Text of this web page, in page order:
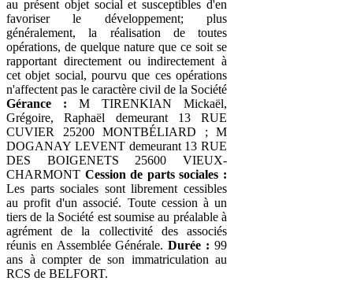
au présent objet social et susceptibles d'en
favoriser le développement; plus
généralement, la réalisation de toutes
opérations, de quelque nature que ce soit se
rapportant directement ou indirectement à
cet objet social, pourvu que ces opérations
n'affectent pas le caractère civil de la Société
Gérance : M TIRENKIAN Mickaël,
Grégoire, Raphaël demeurant 13 RUE
CUVIER 25200 MONTBÉLIARD ; M
DOGANAY LEVENT demeurant 13 RUE
DES BOIGENETS 25600 VIEUX-
CHARMONT Cession de parts sociales :
Les parts sociales sont librement cessibles
au profit d'un associé. Toute cession à un
tiers de la Société est soumise au préalable à
agrément de la collectivité des associés
réunis en Assemblée Générale.Durée : 99
ans à compter de son immatriculation au
RCS de BELFORT.